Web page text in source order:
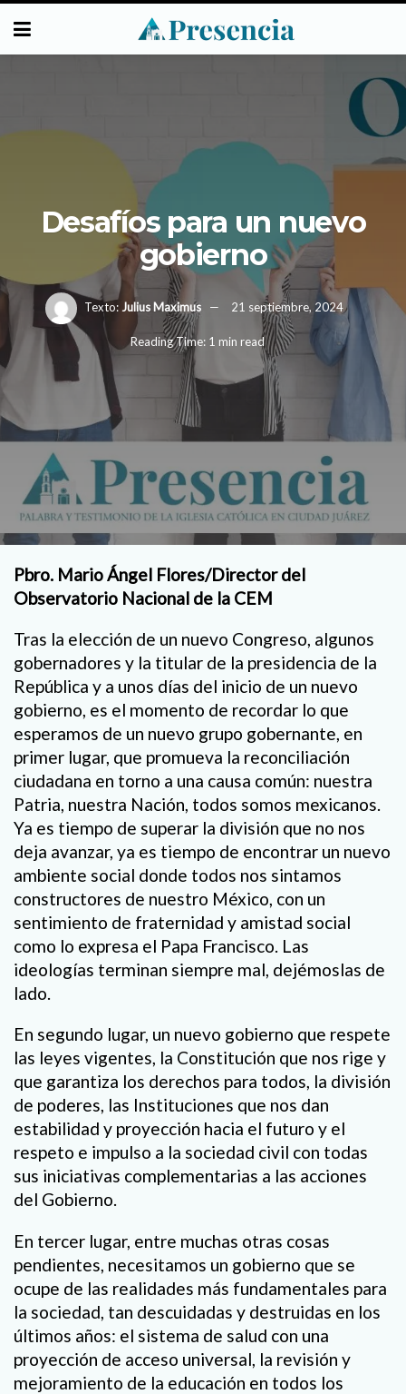
Desafíos para un nuevo
gobierno
Texto: Julius Maximus 21 septiembre, 2024
Reading Time: 1 min read
Pbro. Mario Ángel Flores/Director del
Observatorio Nacional de la CEM
Tras la elección de un nuevo Congreso, algunos
gobernadores y la titular de la presidencia de la
República y a unos días del inicio de un nuevo
gobierno, es el momento de recordar lo que
esperamos de un nuevo grupo gobernante, en
primer lugar, que promueva la reconciliación
ciudadana en torno a una causa común: nuestra
Patria, nuestra Nación, todos somos mexicanos.
Ya es tiempo de superar la división que no nos
deja avanzar, ya es tiempo de encontrar un nuevo
ambiente social donde todos nos sintamos
constructores de nuestro México, con un
sentimiento de fraternidad y amistad social
como lo expresa el Papa Francisco. Las
ideologías terminan siempre mal, dejémoslas de
lado.
En segundo lugar, un nuevo gobierno que respete
las leyes vigentes, la Constitución que nos rige y
que garantiza los derechos para todos, la división
de poderes, las Instituciones que nos dan
estabilidad y proyección hacia el futuro y el
respeto e impulso a la sociedad civil con todas
sus iniciativas complementarias a las acciones
del Gobierno.
En tercer lugar, entre muchas otras cosas
pendientes, necesitamos un gobierno que se
ocupe de las realidades más fundamentales para
la sociedad, tan descuidadas y destruidas en los
últimos años: el sistema de salud con una
proyección de acceso universal, la revisión y
mejoramiento de la educación en todos los